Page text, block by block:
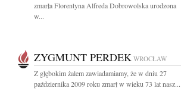
zmarła Florentyna Alfreda Dobrowolska urodzona
w...
ZYGMUNT PERDEK WROCŁAW
Z głębokim żalem zawiadamiamy, że w dniu 27
października 2009 roku zmarł w wieku 73 lat nasz...